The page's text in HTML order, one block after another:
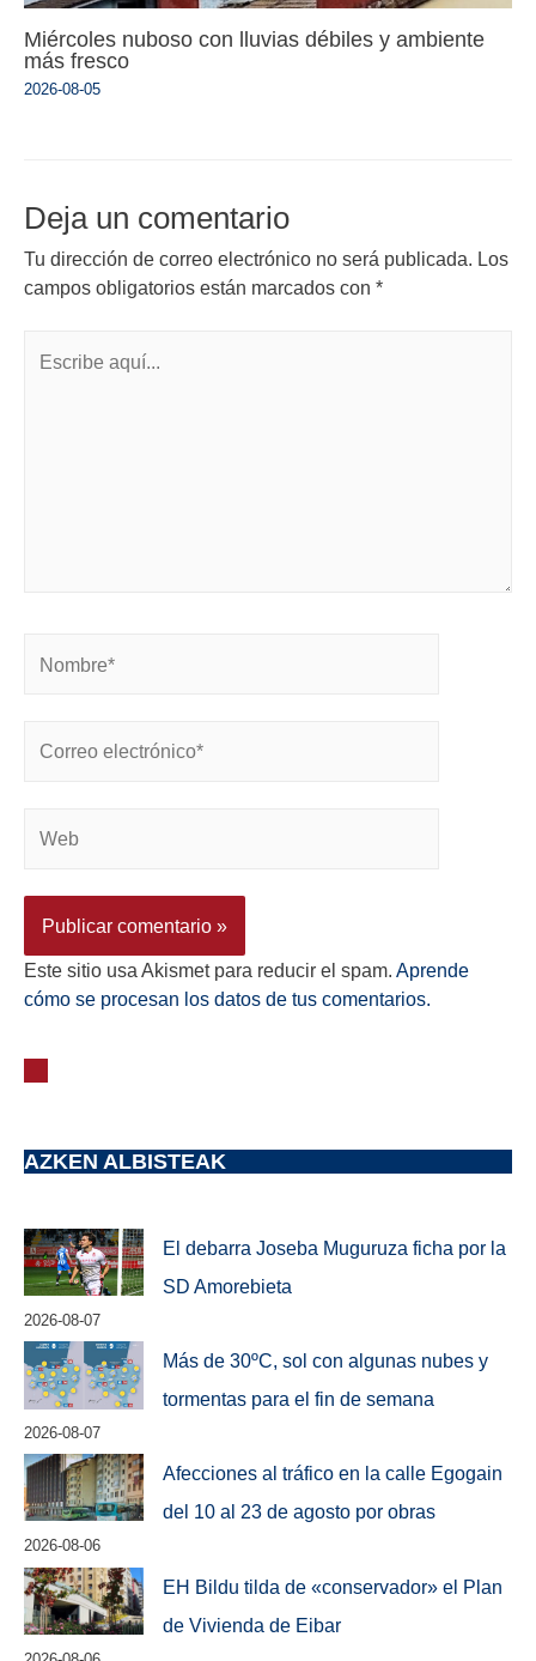
Miércoles nuboso con lluvias débiles y ambiente
más fresco
2026-08-05
Deja un comentario
Tu dirección de correo electrónico no será publicada. Los
campos obligatorios están marcados con *
Este sitio usa Akismet para reducir el spam. Aprende
cómo se procesan los datos de tus comentarios.
AZKEN ALBISTEAK
El debarra Joseba Muguruza ficha por la
SD Amorebieta
2026-08-07
Más de 30ºC, sol con algunas nubes y
tormentas para el fin de semana
2026-08-07
Afecciones al tráfico en la calle Egogain
del 10 al 23 de agosto por obras
2026-08-06
EH Bildu tilda de «conservador» el Plan
de Vivienda de Eibar